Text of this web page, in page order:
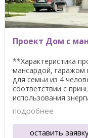
Проект Дом с
**Характеристика
мансардой, гаражом
для семьи из 4
соответствии с
использования
подробнее
оставить